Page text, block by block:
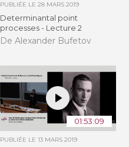
PUBLIÉE LE 28 MARS 2019
Determinantal point
processes - Lecture 2
De Alexander Bufetov
01:53:09
PUBLIÉE LE 13 MARS 2019